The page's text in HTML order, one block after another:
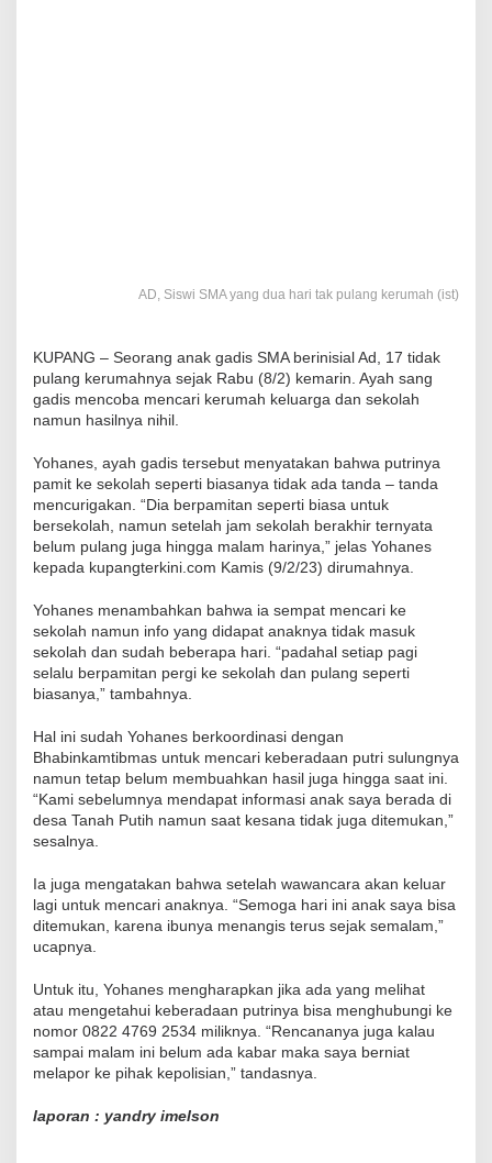
AD, Siswi SMA yang dua hari tak pulang kerumah (ist)
KUPANG – Seorang anak gadis SMA berinisial Ad, 17 tidak
pulang kerumahnya sejak Rabu (8/2) kemarin. Ayah sang
gadis mencoba mencari kerumah keluarga dan sekolah
namun hasilnya nihil.
Yohanes, ayah gadis tersebut menyatakan bahwa putrinya
pamit ke sekolah seperti biasanya tidak ada tanda – tanda
mencurigakan. “Dia berpamitan seperti biasa untuk
bersekolah, namun setelah jam sekolah berakhir ternyata
belum pulang juga hingga malam harinya,” jelas Yohanes
kepada kupangterkini.com Kamis (9/2/23) dirumahnya.
Yohanes menambahkan bahwa ia sempat mencari ke
sekolah namun info yang didapat anaknya tidak masuk
sekolah dan sudah beberapa hari. “padahal setiap pagi
selalu berpamitan pergi ke sekolah dan pulang seperti
biasanya,” tambahnya.
Hal ini sudah Yohanes berkoordinasi dengan
Bhabinkamtibmas untuk mencari keberadaan putri sulungnya
namun tetap belum membuahkan hasil juga hingga saat ini.
“Kami sebelumnya mendapat informasi anak saya berada di
desa Tanah Putih namun saat kesana tidak juga ditemukan,”
sesalnya.
Ia juga mengatakan bahwa setelah wawancara akan keluar
lagi untuk mencari anaknya. “Semoga hari ini anak saya bisa
ditemukan, karena ibunya menangis terus sejak semalam,”
ucapnya.
Untuk itu, Yohanes mengharapkan jika ada yang melihat
atau mengetahui keberadaan putrinya bisa menghubungi ke
nomor 0822 4769 2534 miliknya. “Rencananya juga kalau
sampai malam ini belum ada kabar maka saya berniat
melapor ke pihak kepolisian,” tandasnya.
laporan : yandry imelson